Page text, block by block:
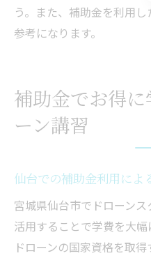
う。また、補助金を利用
参考になります。
補助金でお得
ーン講習
仙台での補助金利用によ
宮城県仙台市でドローン
活用することで学費を大幅
ドローンの国家資格を取